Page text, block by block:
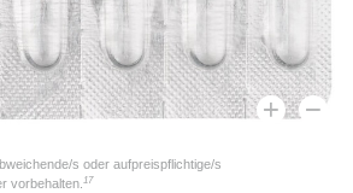
s oder aufpreispflichtige/s
vorbehalten. 17